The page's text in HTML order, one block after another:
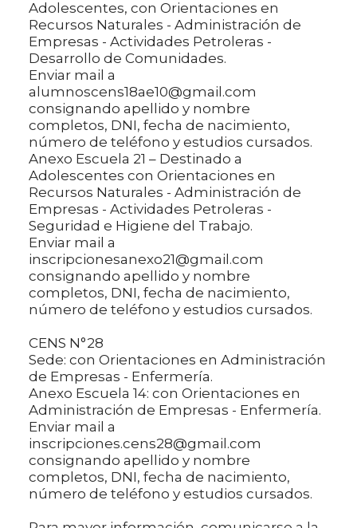
Adolescentes, con Orientaciones en
Recursos Naturales - Administración de
Empresas - Actividades Petroleras -
Desarrollo de Comunidades.
Enviar mail a
alumnoscens18ae10@gmail.com
consignando apellido y nombre
completos, DNI, fecha de nacimiento,
número de teléfono y estudios cursados.
Anexo Escuela 21 – Destinado a
Adolescentes con Orientaciones en
Recursos Naturales - Administración de
Empresas - Actividades Petroleras -
Seguridad e Higiene del Trabajo.
Enviar mail a
inscripcionesanexo21@gmail.com
consignando apellido y nombre
completos, DNI, fecha de nacimiento,
número de teléfono y estudios cursados.
CENS N°28
Sede: con Orientaciones en Administración
de Empresas - Enfermería.
Anexo Escuela 14: con Orientaciones en
Administración de Empresas - Enfermería.
Enviar mail a
inscripciones.cens28@gmail.com
consignando apellido y nombre
completos, DNI, fecha de nacimiento,
número de teléfono y estudios cursados.